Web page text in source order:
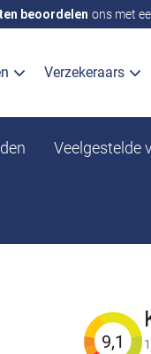
beoordelen ons met
Verzekeraars
Veelgestelde
9,1